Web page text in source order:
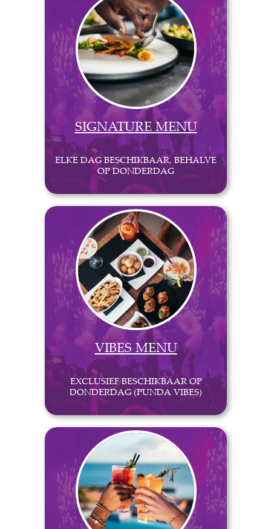
SIGNATURE MENU
ELKE DAG BESCHIKBAAR, BEHALVE
OP DONDERDAG
VIBES MENU
EXCLUSIEF BESCHIKBAAR OP
DONDERDAG (PUNDA VIBES)